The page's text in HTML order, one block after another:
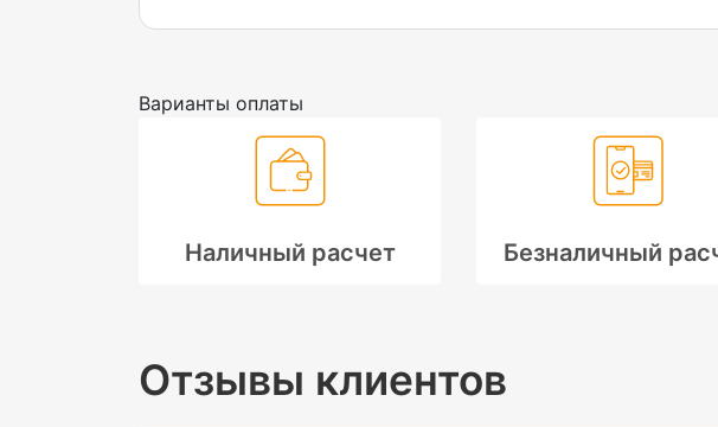
Варианты оплаты
Наличный расчет Безналичный
Отзывы клиентов